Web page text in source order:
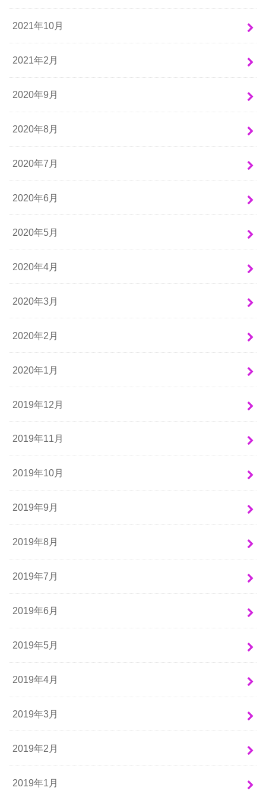
2021年10月
2021年2月
2020年9月
2020年8月
2020年7月
2020年6月
2020年5月
2020年4月
2020年3月
2020年2月
2020年1月
2019年12月
2019年11月
2019年10月
2019年9月
2019年8月
2019年7月
2019年6月
2019年5月
2019年4月
2019年3月
2019年2月
2019年1月